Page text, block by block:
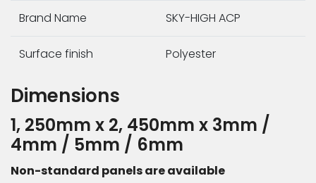
เรา
Brand Name SKY-HIGH ACP
Surface finish Polyester
Dimensions
1, 250mm x 2, 450mm x 3mm /
4mm / 5mm / 6mm
Non-standard panels are available